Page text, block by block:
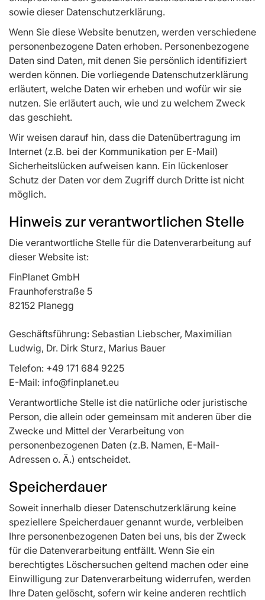
sowie dieser Datenschutzerklärung.
Wenn Sie diese Website benutzen, werden verschiedene
personenbezogene Daten erhoben. Personenbezogene
Daten sind Daten, mit denen Sie persönlich identifiziert
werden können. Die vorliegende Datenschutzerklärung
erläutert, welche Daten wir erheben und wofür wir sie
nutzen. Sie erläutert auch, wie und zu welchem Zweck
das geschieht.
Wir weisen darauf hin, dass die Datenübertragung im
Internet (z.B. bei der Kommunikation per E-Mail)
Sicherheitslücken aufweisen kann. Ein lückenloser
Schutz der Daten vor dem Zugriff durch Dritte ist nicht
möglich.
Hinweis zur verantwortlichen Stelle
Die verantwortliche Stelle für die Datenverarbeitung auf
dieser Website ist:
FinPlanet GmbH
Fraunhoferstraße 5
82152 Planegg
Geschäftsführung: Sebastian Liebscher, Maximilian
Ludwig, Dr. Dirk Sturz, Marius Bauer
Telefon: +49 171 684 9225
E-Mail: info@finplanet.eu
Verantwortliche Stelle ist die natürliche oder juristische
Person, die allein oder gemeinsam mit anderen über die
Zwecke und Mittel der Verarbeitung von
personenbezogenen Daten (z.B. Namen, E-Mail-
Adressen o. Ä.) entscheidet.
Speicherdauer
Soweit innerhalb dieser Datenschutzerklärung keine
speziellere Speicherdauer genannt wurde, verbleiben
Ihre personenbezogenen Daten bei uns, bis der Zweck
für die Datenverarbeitung entfällt. Wenn Sie ein
berechtigtes Löschersuchen geltend machen oder eine
Einwilligung zur Datenverarbeitung widerrufen, werden
Ihre Daten gelöscht, sofern wir keine anderen rechtlich